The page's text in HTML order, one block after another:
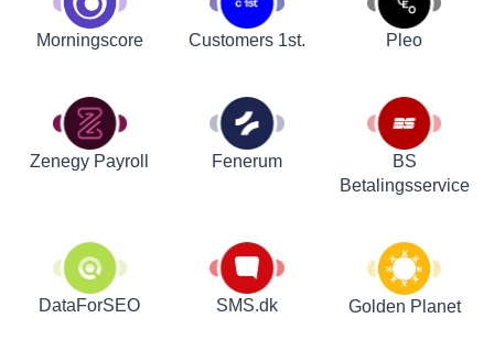
Morningscore Customers 1st. Pleo
Zenegy Payroll Fenerum
BS
Betalingsservice
DataForSEO SMS.dk Golden Planet